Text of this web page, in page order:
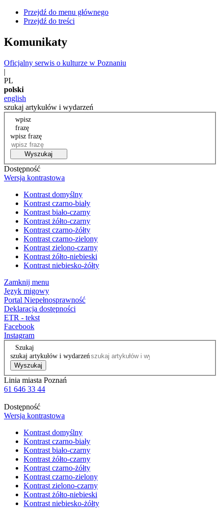
Przejdź do menu głównego
Przejdź do treści
Komunikaty
Oficjalny serwis o kulturze w Poznaniu
|
PL
polski
english
szukaj artykułów i wydarzeń
wpisz
frazę
wpisz frazę
Wyszukaj
Dostępność
Wersja kontrastowa
Kontrast domyślny
Kontrast czarno-biały
Kontrast biało-czarny
Kontrast żółto-czarny
Kontrast czarno-żółty
Kontrast czarno-zielony
Kontrast zielono-czarny
Kontrast żółto-niebieski
Kontrast niebiesko-żółty
Zamknij menu
Język migowy
Portal Niepełnosprawność
Deklaracja dostępności
ETR - tekst
Facebook
Instagram
Szukaj
szukaj artykułów i wydarzeń
Wyszukaj
Linia miasta Poznań
61 646 33 44
Dostępność
Wersja kontrastowa
Kontrast domyślny
Kontrast czarno-biały
Kontrast biało-czarny
Kontrast żółto-czarny
Kontrast czarno-żółty
Kontrast czarno-zielony
Kontrast zielono-czarny
Kontrast żółto-niebieski
Kontrast niebiesko-żółty